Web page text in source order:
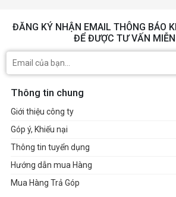
ĐĂNG KÝ NHẬN EMAIL THÔNG BÁO
ĐỂ ĐƯỢC TƯ VẤN
Thông tin chung
Giới thiệu công ty
Góp ý, Khiếu nại
Thông tin tuyển dụng
Hướng dẫn mua Hàng
Mua Hàng Trả Góp